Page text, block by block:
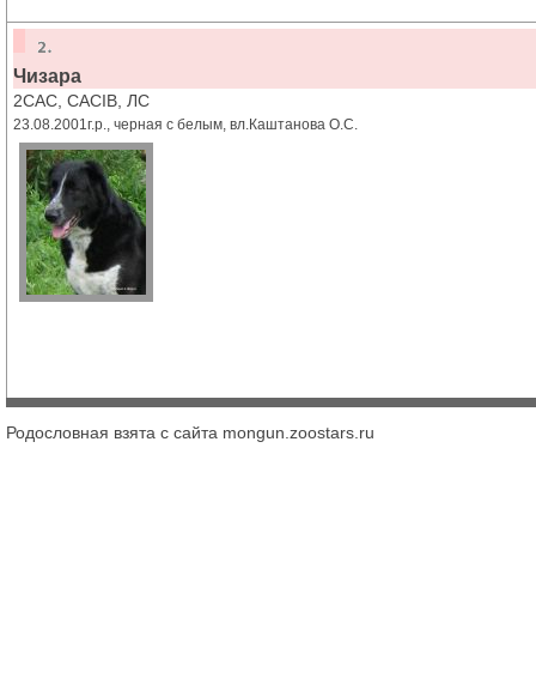
Чизара
2CAC, CACIB, ЛС
23.08.2001г.р., черная с белым, вл.Каштанова О.С.
Родословная взята с сайта mongun.zoostars.ru